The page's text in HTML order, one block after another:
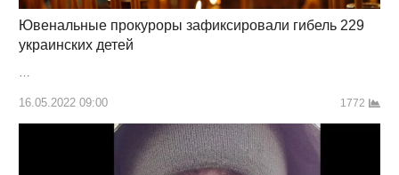
Ювенальные прокуроры зафиксировали гибель 229
украинских детей
…
16.05.2022 09:00 1772